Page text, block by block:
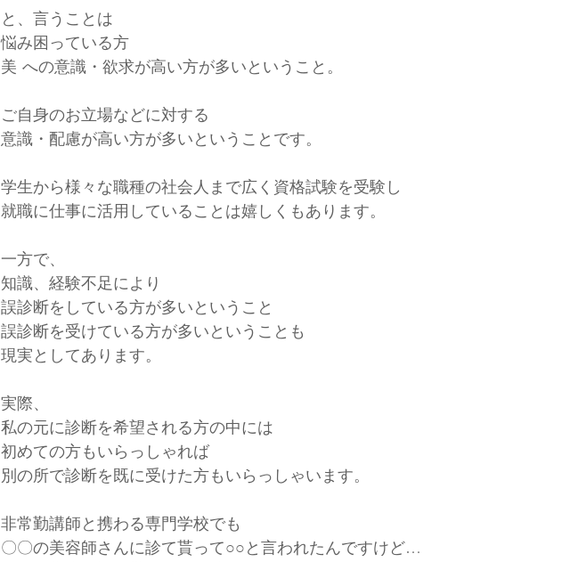
と、言うことは
悩み困っている方
美 への意識・欲求が高い方が多いということ。
ご自身のお立場などに対する
意識・配慮が高い方が多いということです。
学生から様々な職種の社会人まで広く資格試験を受験し
就職に仕事に活用していることは嬉しくもあります。
一方で、
知識、経験不足により
誤診断をしている方が多いということ
誤診断を受けている方が多いということも
現実としてあります。
実際、
私の元に診断を希望される方の中には
初めての方もいらっしゃれば
別の所で診断を既に受けた方もいらっしゃいます。
非常勤講師と携わる専門学校でも
〇〇の美容師さんに診て貰って○○と言われたんですけど…